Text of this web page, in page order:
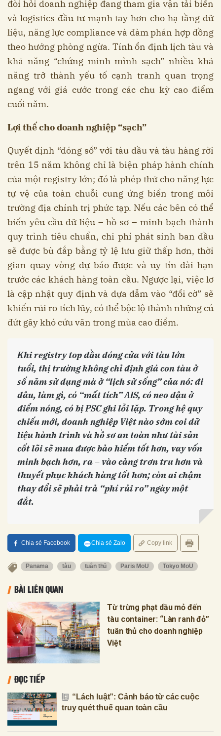
đòi hỏi doanh nghiệp đang tham gia vận tải biển
và logistics đầu tư mạnh tay hơn cho hạ tầng dữ
liệu, năng lực compliance và đàm phán hợp đồng
theo hướng phòng ngừa. Tính ổn định lịch tàu và
khả năng “chứng minh mình sạch” nhiều khả
năng trở thành yếu tố cạnh tranh quan trọng
ngang với giá cước trong các chu kỳ cao điểm
cuối năm.
Lợi thế cho doanh nghiệp “sạch”
Quyết định “đóng sổ” với tàu dầu và tàu hàng rời
trên 15 năm không chỉ là biện pháp hành chính
của một registry lớn; đó là phép thử cho năng lực
tự vệ của toàn chuỗi cung ứng biển trong môi
trường địa chính trị phức tạp. Nếu các bên có thể
biến yêu cầu dữ liệu – hồ sơ – minh bạch thành
quy trình tiêu chuẩn, chi phí phát sinh ban đầu
sẽ được bù đắp bằng tỷ lệ lưu giữ thấp hơn, thời
gian quay vòng dự báo được và uy tín dài hạn
trước các khách hàng toàn cầu. Ngược lại, việc lơ
là cập nhật quy định và dựa dẫm vào “đổi cờ” sẽ
khiến rủi ro tích lũy, có thể bộc lộ thành những cú
đứt gãy khó cứu vãn trong mùa cao điểm.
Khi registry top đầu đóng cửa với tàu lớn
tuổi, thị trường không chỉ định giá con tàu ở
số năm sử dụng mà ở “lịch sử sống” của nó: đi
đâu, làm gì, có “mất tích” AIS, có neo đậu ở
điểm nóng, có bị PSC ghi lỗi lặp. Trong hệ quy
chiếu mới, doanh nghiệp Việt nào sớm coi dữ
liệu hành trình và hồ sơ an toàn như tài sản
cốt lõi sẽ mua được bảo hiểm tốt hơn, vay vốn
minh bạch hơn, ra – vào cảng trơn tru hơn và
thuyết phục khách hàng tốt hơn; còn ai chậm
thay đổi sẽ phải trả “phí rủi ro” ngày một
đắt.
Chia sẻ Facebook Chia sẻ Zalo Copy link
Panama tàu tuân thủ Paris MoU Tokyo MoU
BÀI LIÊN QUAN
Từ trừng phạt dầu mỏ đến
tàu container: “Làn ranh đỏ”
tuân thủ cho doanh nghiệp
Việt
ĐỌC TIẾP
“Lách luật”: Cảnh báo từ các cuộc
truy quét thuế quan toàn cầu